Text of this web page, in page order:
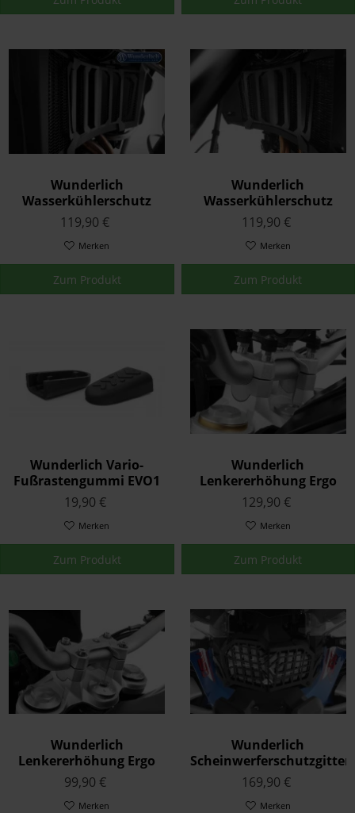
Wunderlich
Wasserkühlerschutz
Extreme Schwarz F 850
GS Adventure ab '19
119,90 €
Merken
Zum Produkt
Wunderlich
Wasserkühlerschutz
Extreme Schwarz K80/81
119,90 €
Merken
Zum Produkt
Wunderlich Vario-
Fußrastengummi EVO1
Satz Schwarz
19,90 €
Merken
Zum Produkt
Wunderlich
Lenkererhöhung Ergo
für Modelle mit BMW
Navi Silber
129,90 €
Merken
Zum Produkt
Wunderlich
Lenkererhöhung Ergo
für Modelle ohne BMW
Navi Silber
99,90 €
Merken
Wunderlich
Scheinwerferschutzgitter
klappbar F850 GS
Adventure ab '19
169,90 €
Merken